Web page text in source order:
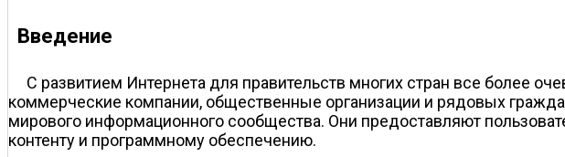
Введение
С развитием Интернета для правительств многих стран все более
коммерческие компании, общественные организации и рядовых
мирового информационного сообщества. Они предоставляют
контенту и программному обеспечению.